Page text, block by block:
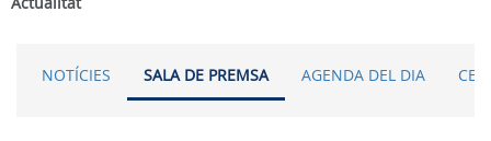
NOTÍCIES SALA DE PREMSA AGENDA DEL DIA